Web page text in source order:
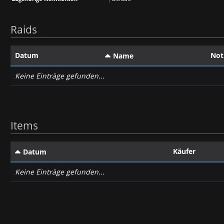
Raids
Datum Name
Keine Einträge gefunden...
Items
Datum Käufer
Keine Einträge gefunden...